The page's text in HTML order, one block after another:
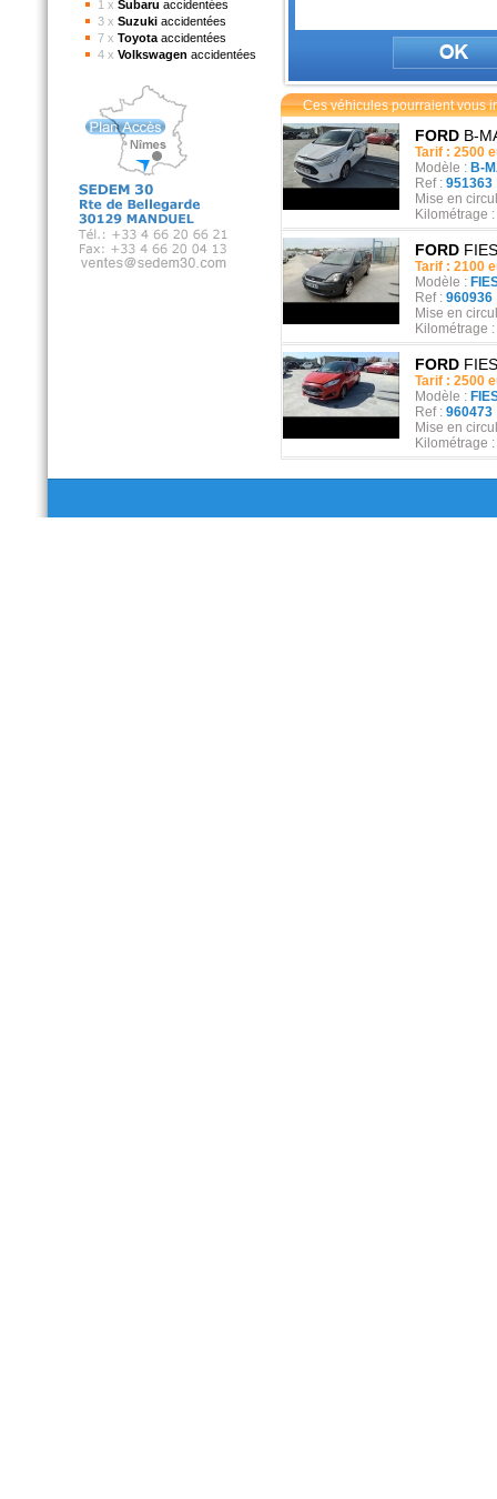
1 x Subaru accidentées
3 x Suzuki accidentées
7 x Toyota accidentées
4 x Volkswagen accidentées
Ces véhicules pourraient vous
FORD B-
Tarif : 2500
Modèle : B-
Ref : 951363
Mise en
Kilométrage :
FORD
Tarif : 2100
Modèle :
Ref : 960936
Mise en
Kilométrage :
FORD
Tarif : 2500
Modèle :
Ref : 960473
Mise en
Kilométrage :